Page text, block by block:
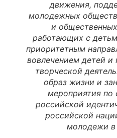
движения,
молодежных
и
работающих с
приоритетным
вовлечением детей
творческой
образ жизни и
мероприятия
российской
российской
молодежи в